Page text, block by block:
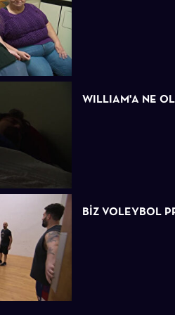
WILLIAM'A NE
BIZ VOLEYBOL